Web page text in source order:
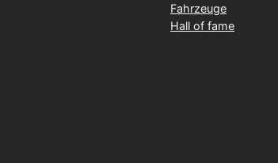
Fahrzeuge
Hall of fame